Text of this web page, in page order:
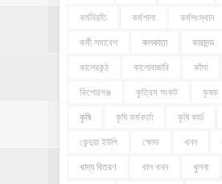
কর্মবিরতি কর্মশালা কর্মসংস্থান
কর্মী সমাবেশ কলকাতা কারাদন্ড
কালেরকন্ঠ কালোবাজারি কাঁসা
কিশোরগঞ্জ কৃত্রিম সংকট কৃষক
কৃষি কৃষি কর্মকর্তা কৃষি কার্ড
কেন্দুয়া ইউপি ক্ষোভ খনন
খাদ্য বিতরণ খাল খনন খুলনা